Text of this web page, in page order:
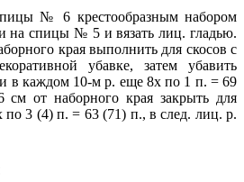
№ 6 крестообразным набором
на спицы № 5 и вязать лиц. гладью.
края выполнить для скосов с
убавке, затем убавить
в каждом 10-м р. еще 8х по 1 п. = 69
от наборного края закрыть для
по 3 (4) п. = 63 (71) п., в след. лиц. р.